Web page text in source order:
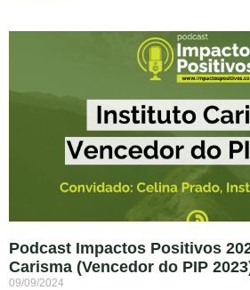
Podcast Impactos Positivos
Carisma (Vencedor do PIP
09/09/2024